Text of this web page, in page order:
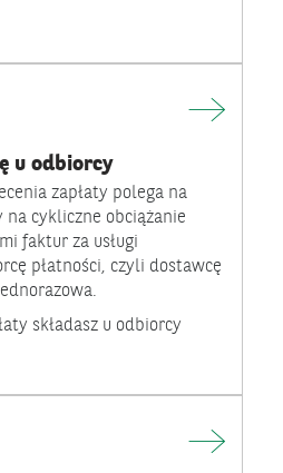
u odbiorcy
zapłaty polega na
na cykliczne obciążanie
faktur za usługi
płatności, czyli dostawcę
składasz u odbiorcy